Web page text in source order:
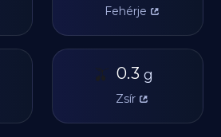
Fehérje
🫒 0.3 g
Zsír